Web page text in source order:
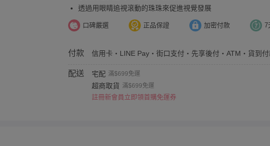
透過用眼睛追視滾動的珠珠來促進視覺發展
口碑嚴選 正品保證 加密付款 7
付款 信用卡・LINE Pay・街口支付・先享後付・ATM・貨到
配送 宅配 滿$699免運
超商取貨 滿$699免運
註冊新會員立即領首購免運券